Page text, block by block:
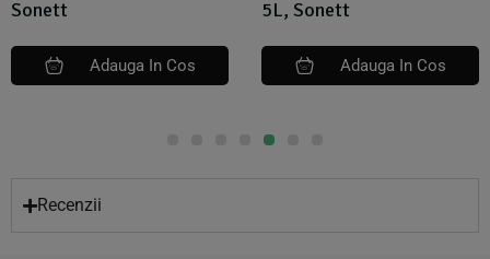
Sonett
Adauga In Cos
5L, Sonett
Adauga In Cos
Recenzii